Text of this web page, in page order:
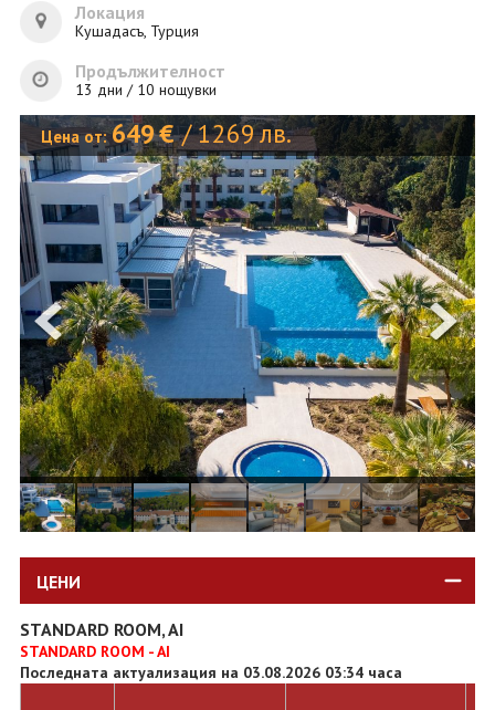
ЕКЗОТИКА
ЕКСКУРЗИИ
ОЩЕ
КОНТАКТИ
ФИРМЕНИ ДОКУМЕНТИ
0700 144 34 Запитване
ПОСЛЕДВАЙТЕ НИ
Локация
Кушадасъ, Турция
Продължителност
13 дни / 10 нощувки
Цена от:649€ / 1269лв.
ЦЕНИ
STANDARD ROOM, AI
STANDARD ROOM - AI
Последната актуализация на 03.08.2026 03:34 часа